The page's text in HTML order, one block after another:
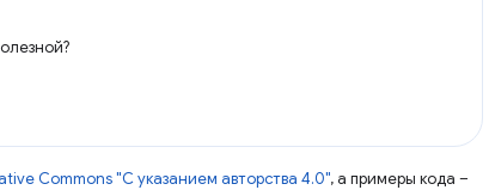
Commons "С указанием авторства 4.0", а примеры кода –